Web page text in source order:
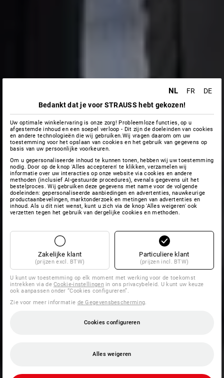
NL FR
DE
Bedankt dat je voor STRAUSS hebt gekozen!
Uw optimale winkelervaring is onze zorg! Probleemloze functies, op u
afgestemde inhoud en een soepel verloop - Dit zijn de doeleinden van cookies
en andere technologieën die wij gebruiken.Wij vragen daarom om uw
toestemming voor het opslaan van cookies en het gebruik van gegevens op
basis van uw persoonlijke voorkeuren.
Om u gepersonaliseerde inhoud te kunnen tonen, hebben wij uw toestemming
nodig. Door op de knop 'Alles accepteren' te klikken, verzamelen wij
informatie over uw interacties op onze website via cookies en andere
methoden (inclusief AI-gestuurde procedures), evenals gegevens uit het
bestelproces. Wij gebruiken deze gegevens met name voor de volgende
doeleinden: gepersonaliseerde aanbiedingen en advertenties, nauwkeurige
productaanbevelingen, marktonderzoek en metingen van advertenties en
inhoud. Als u dit niet wenst, kunt u zich via de knop 'Alles weigeren' ook
verzetten tegen het gebruik van dergelijke cookies en methoden.
Zakelijke klant
(prijzen excl. BTW)
Particuliere klant
(prijzen incl. BTW)
U kunt uw toestemming op elk moment met werking voor de toekomst
intrekken via deCookie-instellingenin ons privacybeleid. U kunt uw keuze
ook aanpassen onder “Cookies configureren”.
Zie voor meer informatie de Gegevensbescherming
Cookies configureren
Alles weigeren